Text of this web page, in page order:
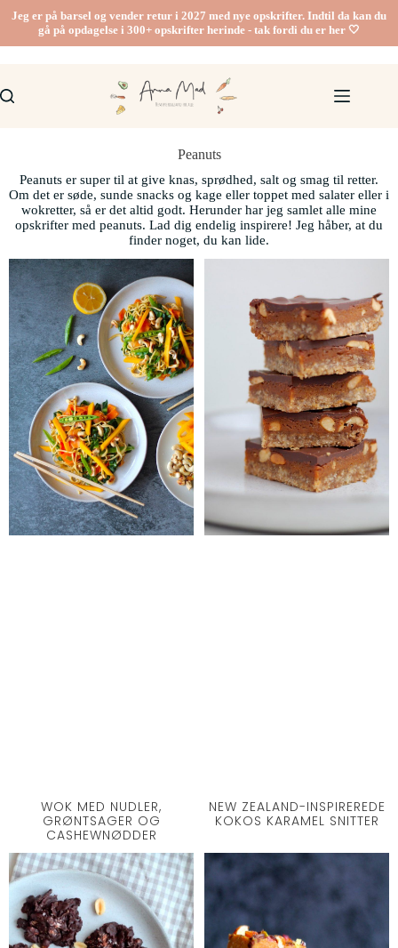
Jeg er på barsel og vender retur i 2027 med nye opskrifter. Indtil da kan du
gå på opdagelse i 300+ opskrifter herinde - tak fordi du er her 🤍
Peanuts
Peanuts er super til at give knas, sprødhed, salt og smag til retter.
Om det er søde, sunde snacks og kage eller toppet med salater eller i
wokretter, så er det altid godt. Herunder har jeg samlet alle mine
opskrifter med peanuts. Lad dig endelig inspirere! Jeg håber, at du
finder noget, du kan lide.
WOK MED NUDLER,
GRØNTSAGER OG
CASHEWNØDDER
NEW ZEALAND-INSPIREREDE
KOKOS KARAMEL SNITTER